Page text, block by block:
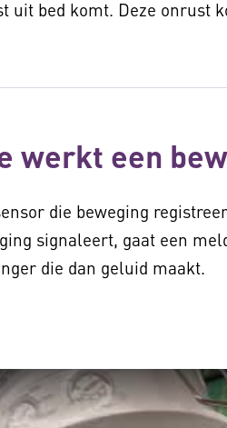
uit bed komt. Deze onrust
werkt een
die beweging
signaleert, gaat een
die dan geluid maakt.